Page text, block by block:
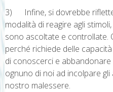
3) Infine, si dovrebbe
modalità di reagire agli
sono ascoltate e controllate.
perché richiede delle
di conoscerci e
ognuno di noi ad incolpare
nostro malessere.